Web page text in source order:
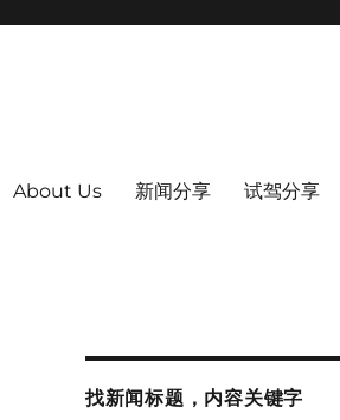
About Us 新闻分享 试驾分享
找新闻标题，内容关键字